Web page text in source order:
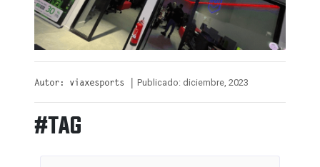
Autor: viaxesports | Publicado: diciembre, 2023
#TAG